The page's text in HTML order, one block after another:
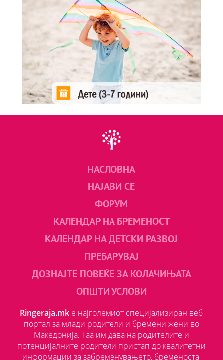
НАСЛОВНА
НАЈАВИ СЕ
ФОРУМ
КАЛЕНДАР НА БРЕМЕНОСТ
КАЛЕНДАР НА ДЕТСКИ РАЗВОЈ
ПРЕБАРУВАЈ
ДОЗНАЈТЕ ПОВЕЌЕ ЗА КОЛАЧИЊАТА
ОПШТИ УСЛОВИ
Ringeraja.mk е најголемиот специјализиран веб
портал за млади родители и бремени жени во
Македонија. Таа им дава на родителите и
потенцијалните родители пристап до квалитетни
информации за забременувањето, бременоста,